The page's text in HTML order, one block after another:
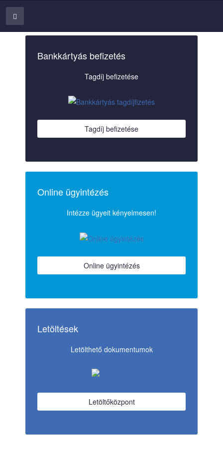
Bankkártyás befizetés
Tagdíj befizetése
Tagdíj befizetése
Online ügyintézés
Intézze ügyeit kényelmesen!
Online ügyintézés
Letöltések
Letölthető dokumentumok
Letöltőközpont